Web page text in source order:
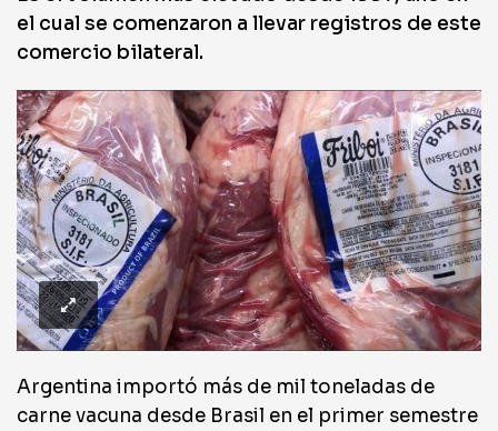
el cual se comenzaron a llevar registros de este
comercio bilateral.
Argentina importó más de mil toneladas de
carne vacuna desde Brasil en el primer semestre